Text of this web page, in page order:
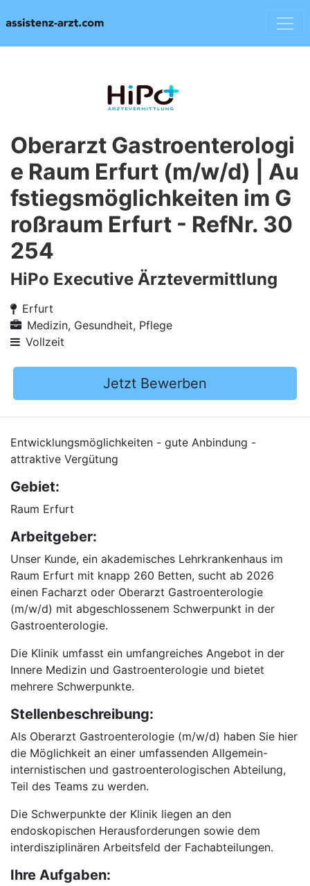
Oberarzt Gastroenterologi
e Raum Erfurt (m/w/d) | Au
fstiegsmöglichkeiten im G
roßraum Erfurt - RefNr. 30
254
HiPo Executive Ärztevermittlung
Erfurt
Medizin, Gesundheit, Pflege
Vollzeit
Jetzt Bewerben
Entwicklungsmöglichkeiten - gute Anbindung -
attraktive Vergütung
Gebiet:
Raum Erfurt
Arbeitgeber:
Unser Kunde, ein akademisches Lehrkrankenhaus im
Raum Erfurt mit knapp 260 Betten, sucht ab 2026
einen Facharzt oder Oberarzt Gastroenterologie
(m/w/d) mit abgeschlossenem Schwerpunkt in der
Gastroenterologie.
Die Klinik umfasst ein umfangreiches Angebot in der
Innere Medizin und Gastroenterologie und bietet
mehrere Schwerpunkte.
Stellenbeschreibung:
Als Oberarzt Gastroenterologie (m/w/d) haben Sie hier
die Möglichkeit an einer umfassenden Allgemein-
internistischen und gastroenterologischen Abteilung,
Teil des Teams zu werden.
Die Schwerpunkte der Klinik liegen an den
endoskopischen Herausforderungen sowie dem
interdisziplinären Arbeitsfeld der Fachabteilungen.
Ihre Aufgaben: